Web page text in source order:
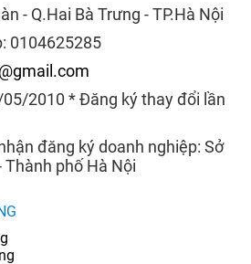
- Q.Hai Bà Trưng - TP.Hà Nội
0104625285
2010 * Đăng ký thay đổi lần
đăng ký doanh nghiệp: Sở
phố Hà Nội